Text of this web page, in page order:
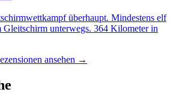
überhaupt. Mindestens elf
Gleitschirm unterwegs. 364 Kilometer in
ansehen →